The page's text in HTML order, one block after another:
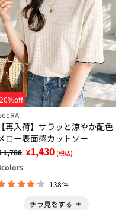
20%off
【再入荷】サラッと涼やか配色
ロー表面感カットソー
1,788 ¥1,430 (税込)
colors
138件
チラ見をする